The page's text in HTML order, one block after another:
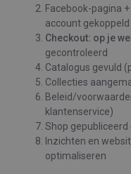
Facebook-pagina
account gekoppeld
Checkout: op je
gecontroleerd
Catalogus gevuld
Collecties
Beleid/
klantenservice)
Shop
Inzichten en
optimaliseren